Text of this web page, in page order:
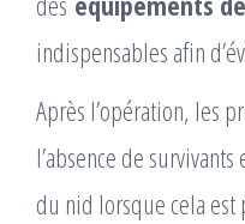
indispensables afin
Après l’opération, les
l’absence de
du nid lorsque cela est